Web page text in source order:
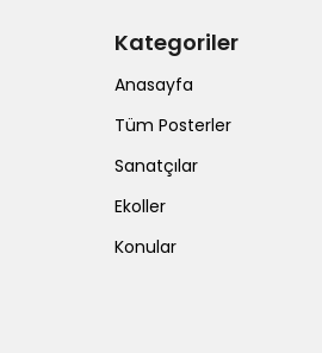
Kategoriler
Anasayfa
Tüm Posterler
Sanatçılar
Ekoller
Konular